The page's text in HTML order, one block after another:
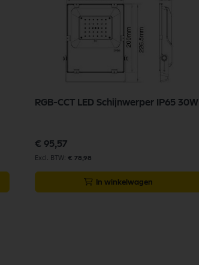
RGB-CCT LED Schijnwerper IP65 30W
€ 95,57
€ 78,98
In winkelwagen